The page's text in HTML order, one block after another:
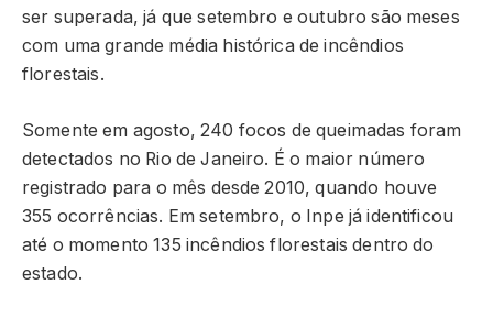
ser superada, já que setembro e outubro são meses
com uma grande média histórica de incêndios
florestais.
Somente em agosto, 240 focos de queimadas foram
detectados no Rio de Janeiro. É o maior número
registrado para o mês desde 2010, quando houve
355 ocorrências. Em setembro, o Inpe já identificou
até o momento 135 incêndios florestais dentro do
estado.